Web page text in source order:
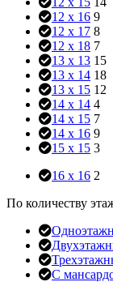
12 x 16 9
12 x 17 8
12 x 18 7
13 x 13 15
13 x 14 18
13 x 15 12
14 x 14 4
14 x 15 7
14 x 16 9
15 x 15 3
16 x 16 2
По количеству
С